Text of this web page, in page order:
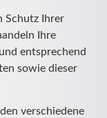
Schutz Ihrer
Ihre
entsprechend
sowie dieser
verschiedene